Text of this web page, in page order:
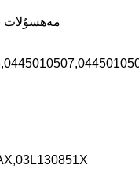
مەھسۇلات